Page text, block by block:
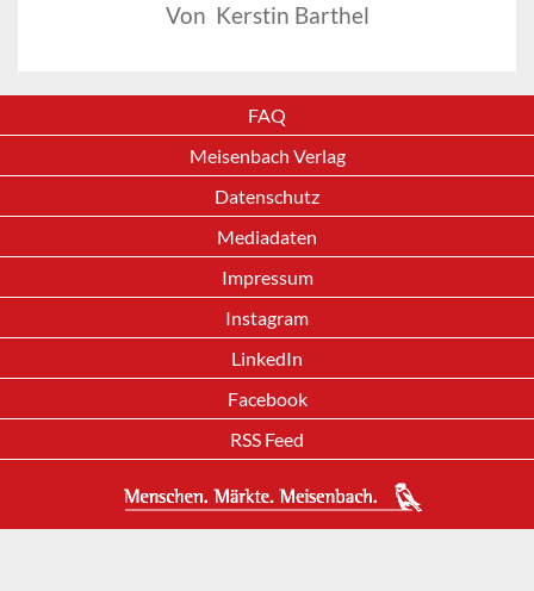
Von Kerstin Barthel
FAQ
Meisenbach Verlag
Datenschutz
Mediadaten
Impressum
Instagram
LinkedIn
Facebook
RSS Feed